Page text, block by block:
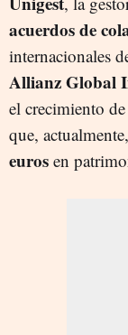
acuerdos de
internacionales
Allianz Global
el crecimiento de
que,
euros en